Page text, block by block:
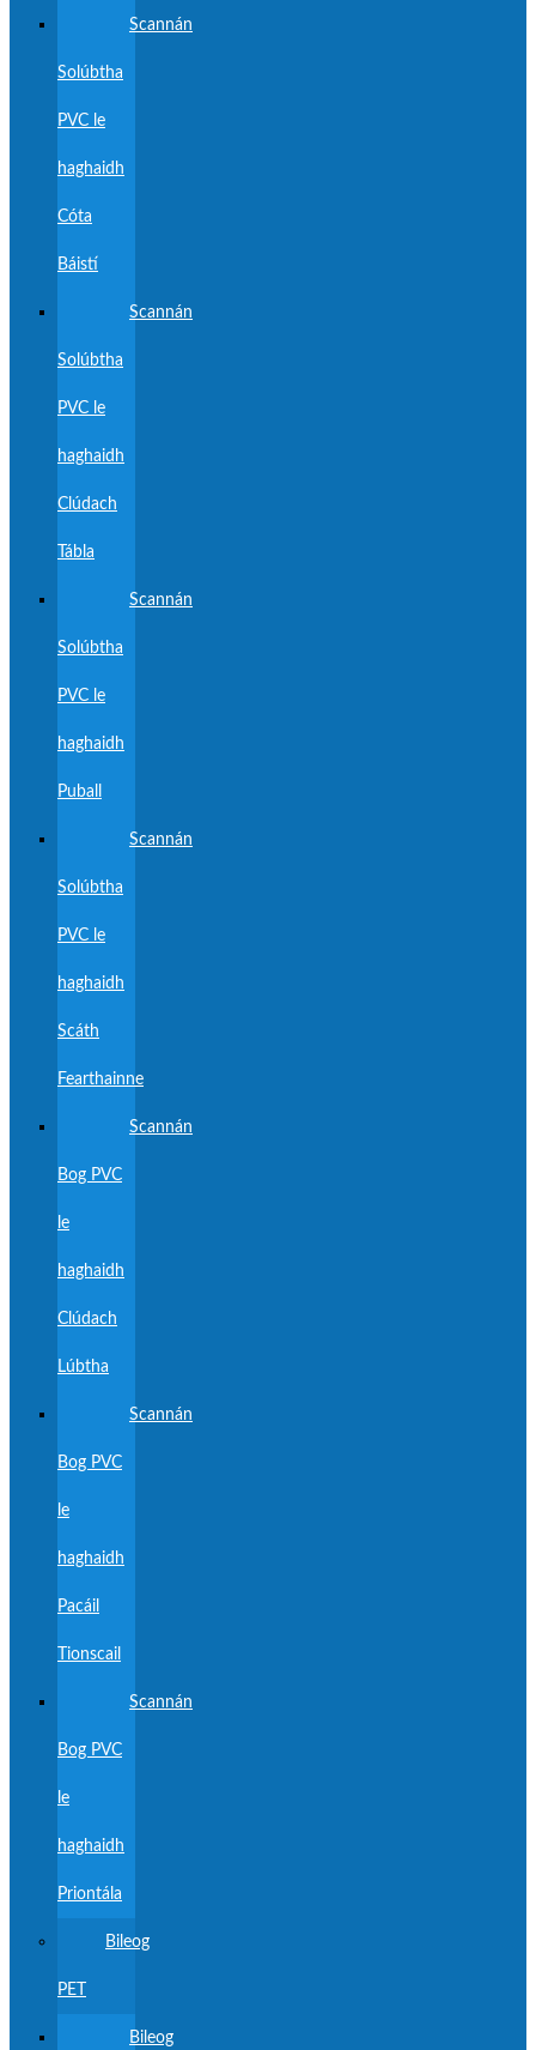
Scannán
Solúbtha
PVC le
haghaidh
Cóta
Báistí
Scannán
Solúbtha
PVC le
haghaidh
Clúdach
Tábla
Scannán
Solúbtha
PVC le
haghaidh
Puball
Scannán
Solúbtha
PVC le
haghaidh
Scáth
Fearthainne
Scannán
Bog PVC
le
haghaidh
Clúdach
Lúbtha
Scannán
Bog PVC
le
haghaidh
Pacáil
Tionscail
Scannán
Bog PVC
le
haghaidh
Priontála
Bileog
PET
Bileog